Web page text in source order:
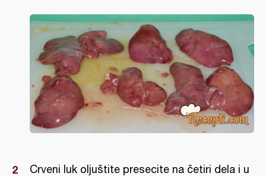
Crveni luk oljuštite presecite na četiri dela i u